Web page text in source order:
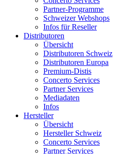
Partner-Programme
Schweizer Webshops
Infos für Reseller
Distributoren
Übersicht
Distributoren Schweiz
Distributoren Europa
Premium-Distis
Concerto Services
Partner Services
Mediadaten
Infos
Hersteller
Übersicht
Hersteller Schweiz
Concerto Services
Partner Services